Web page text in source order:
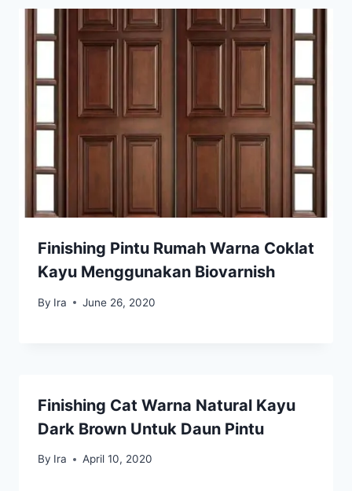
Finishing Pintu Rumah Warna Coklat
Kayu Menggunakan Biovarnish
By Ira June 26, 2020
Finishing Cat Warna Natural Kayu
Dark Brown Untuk Daun Pintu
By Ira April 10, 2020